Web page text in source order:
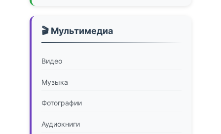
🎬 Мультимедиа
Видео
Музыка
Фотографии
Аудиокниги